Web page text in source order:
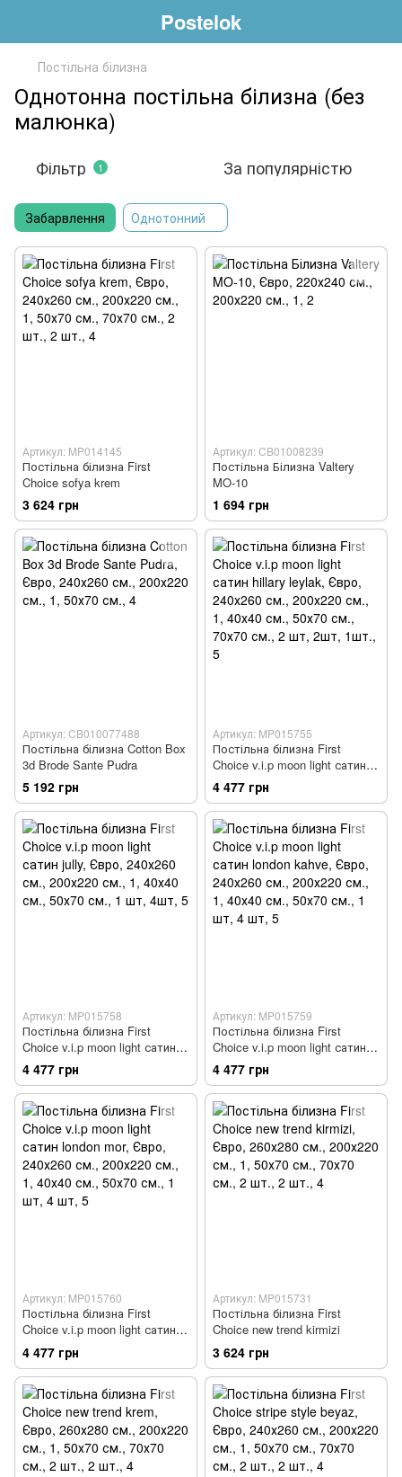
Postelok
Постільна білизна
Однотонна постільна білизна (без
малюнка)
Фільтр 1 За популярністю
Забарвлення Однотонний
Артикул: MP014145
Постільна білизна First
Choice sofya krem
3 624 грн
Артикул: CB01008239
Постільна Білизна Valtery
MO-10
1 694 грн
Артикул: CB010077488
Постільна білизна Cotton Box
3d Brode Sante Pudra
5 192 грн
Артикул: MP015755
Постільна білизна First
Choice v.i.p moon light сатин
hillary leylak
4 477 грн
Артикул: MP015758
Постільна білизна First
Choice v.i.p moon light сатин
jully
4 477 грн
Артикул: MP015759
Постільна білизна First
Choice v.i.p moon light сатин
london kahve
4 477 грн
Артикул: MP015760
Постільна білизна First
Choice v.i.p moon light сатин
london mor
4 477 грн
Артикул: MP015731
Постільна білизна First
Choice new trend kirmizi
3 624 грн